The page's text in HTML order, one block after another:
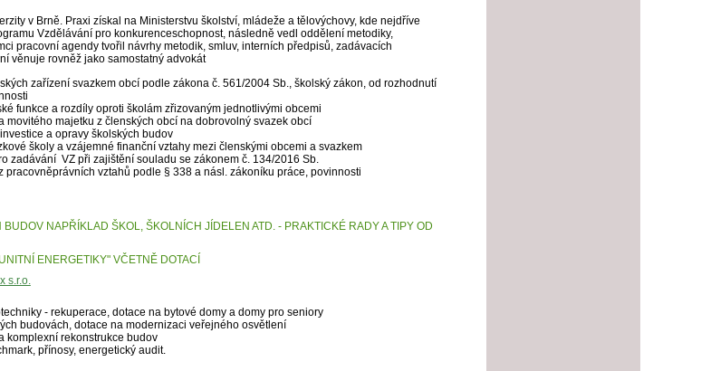
v Brně. Praxi získal na Ministerstvu školství, mládeže a tělovýchovy, kde nejdříve
Vzdělávání pro konkurenceschopnost, následně vedl oddělení metodiky,
pracovní agendy tvořil návrhy metodik, smluv, interních předpisů, zadávacích
věnuje rovněž jako samostatný advokát
zařízení svazkem obcí podle zákona č. 561/2004 Sb., školský zákon, od rozhodnutí
funkce a rozdíly oproti školám zřizovaným jednotlivými obcemi
majetku z členských obcí na dobrovolný svazek obcí
a opravy školských budov
školy a vzájemné finanční vztahy mezi členskými obcemi a svazkem
zadávání VZ při zajištění souladu se zákonem č. 134/2016 Sb.
vztahů podle § 338 a násl. zákoníku práce, povinnosti
NAPŘÍKLAD ŠKOL, ŠKOLNÍCH JÍDELEN ATD. - PRAKTICKÉ RADY A TIPY OD
ENERGETIKY" VČETNĚ DOTACÍ
s.r.o.
- rekuperace, dotace na bytové domy a domy pro seniory
budovách, dotace na modernizaci veřejného osvětlení
komplexní rekonstrukce budov
přínosy, energetický audit.